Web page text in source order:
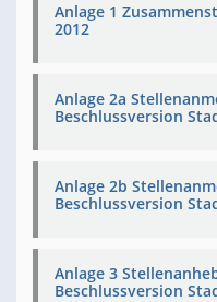
Anlage 1
2012
Anlage 2a
Beschlussversion
Anlage 2b
Beschlussversion
Anlage 3
Beschlussversion